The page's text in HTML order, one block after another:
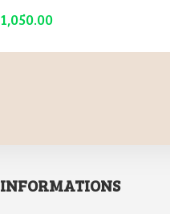
1,050.00
INFORMATIONS